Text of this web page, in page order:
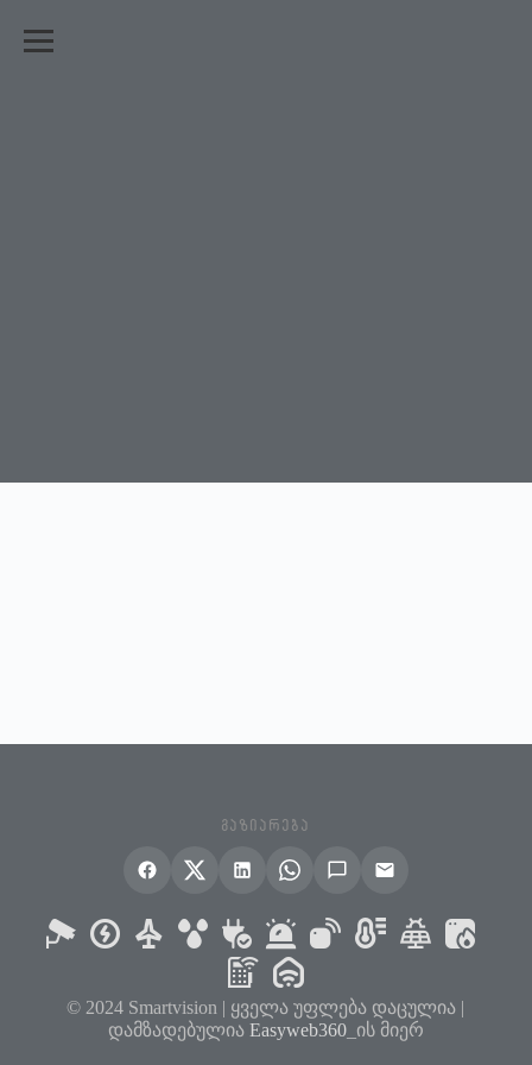
ᲒᲐᲖᲘᲐᲠᲔᲑᲐ
© 2024 Smartvision | ყველა უფლება დაცულია |
დამზადებულია Easyweb360_ის მიერ